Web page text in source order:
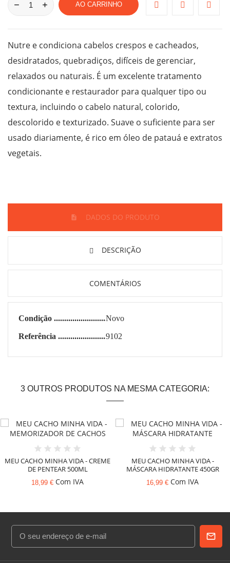
AO CARRINHO
Nutre e condiciona cabelos crespos e cacheados,
desidratados, quebradiços, difíceis de gerenciar,
relaxados ou naturais. É um excelente tratamento
condicionante e restaurador para qualquer tipo ou
textura, incluindo o cabelo natural, colorido,
descolorido e texturizado. Suave o suficiente para ser
usado diariamente, é rico em óleo de patauá e extratos
vegetais.
DADOS DO PRODUTO
DESCRIÇÃO
COMENTÁRIOS
Condição Novo
Referência 9102
3 OUTROS PRODUTOS NA MESMA CATEGORIA:
MEU CACHO MINHA VIDA - CREME
DE PENTEAR 500ML
18,99 € Com IVA
MEU CACHO MINHA VIDA -
MÁSCARA HIDRATANTE 450GR
16,99 € Com IVA